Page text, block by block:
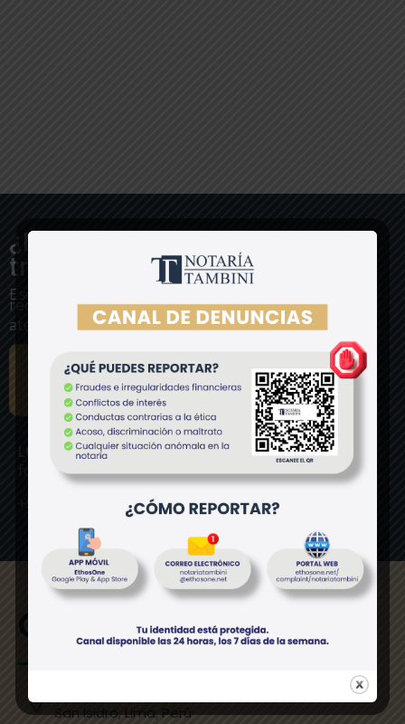
¿Necesitas ayuda con tu
trámite?
Escríbele directamente a nuestro asesor experto y
recibe
atención personalizada.
SOLICITA TU
ASESORÍA
Lucia Rojas y Cecilia Malache
formatos@notariatambini.com
Contáctenos
San Isidro, Lima, Perú